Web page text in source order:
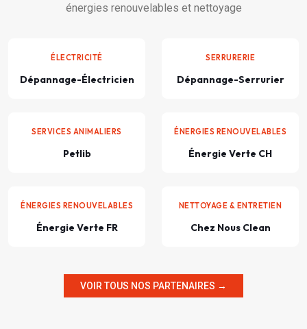
énergies renouvelables et nettoyage
ÉLECTRICITÉ
Dépannage-Électricien
SERRURERIE
Dépannage-Serrurier
SERVICES ANIMALIERS
Petlib
ÉNERGIES RENOUVELABLES
Énergie Verte CH
ÉNERGIES RENOUVELABLES
Énergie Verte FR
NETTOYAGE & ENTRETIEN
Chez Nous Clean
VOIR TOUS NOS PARTENAIRES →